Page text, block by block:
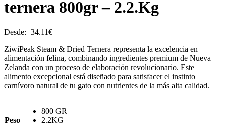
ternera 800gr – 2.2.Kg
Desde: 34.11€
ZiwiPeak Steam & Dried Ternera representa la excelencia en
alimentación felina, combinando ingredientes premium de Nueva
Zelanda con un proceso de elaboración revolucionario. Este
alimento excepcional está diseñado para satisfacer el instinto
carnívoro natural de tu gato con nutrientes de la más alta calidad.
Peso
800 GR
2.2KG